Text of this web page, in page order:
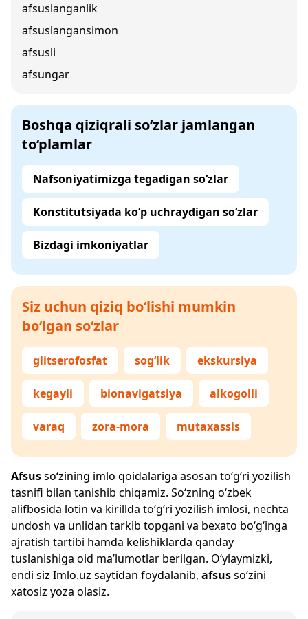
afsuslanganlik
afsuslangansimon
afsusli
afsungar
Boshqa qiziqrali so‘zlar jamlangan
to‘plamlar
Nafsoniyatimizga tegadigan so‘zlar
Konstitutsiyada ko‘p uchraydigan so‘zlar
Bizdagi imkoniyatlar
Siz uchun qiziq bo‘lishi mumkin
bo‘lgan so‘zlar
glitserofosfat sog‘lik ekskursiya
kegayli bionavigatsiya alkogolli
varaq zora-mora mutaxassis
Afsusso‘zining imlo qoidalariga asosan to‘g‘ri yozilish
tasnifi bilan tanishib chiqamiz. So‘zning o‘zbek
alifbosida lotin va kirillda to‘g‘ri yozilish imlosi, nechta
undosh va unlidan tarkib topgani va bexato bo‘g‘inga
ajratish tartibi hamda kelishiklarda qanday
tuslanishiga oid ma’lumotlar berilgan. O‘ylaymizki,
endi siz Imlo.uz saytidan foydalanib, afsusso‘zini
xatosiz yoza olasiz.